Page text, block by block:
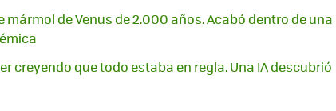
de Venus de 2.000 años. Acabó dentro de una
creyendo que todo estaba en regla. Una IA descubrió